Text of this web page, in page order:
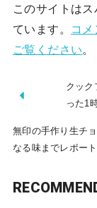
このサイトは
ています。
コ
ご覧ください。
クック
った1
無印の手作り生チ
なる味までレポート